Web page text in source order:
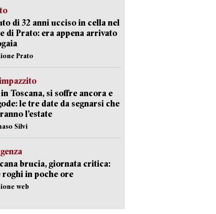
di 32 anni ucciso in cella nel
di Prato: era appena arrivato
Prato
Toscana, si soffre ancora e
le tre date da segnarsi che
l’estate
Silvi
brucia, giornata critica:
roghi in poche ore
web